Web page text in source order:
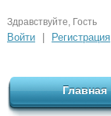
Здравствуйте, Гость
Войти Регистрация
Главная